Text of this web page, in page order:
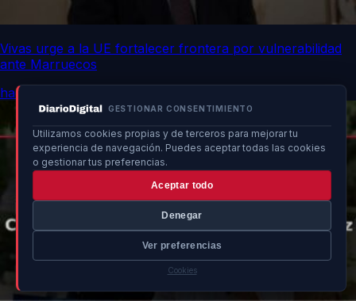
GESTIONAR CONSENTIMIENTO
Utilizamos cookies propias y de terceros para mejorar tu
experiencia de navegación. Puedes aceptar todas las cookies
o gestionar tus preferencias.
Aceptar todo
Denegar
Ver preferencias
Cookies
Vivas urge a la UE fortalecer frontera por vulnerabilidad
ante Marruecos
hace 18h